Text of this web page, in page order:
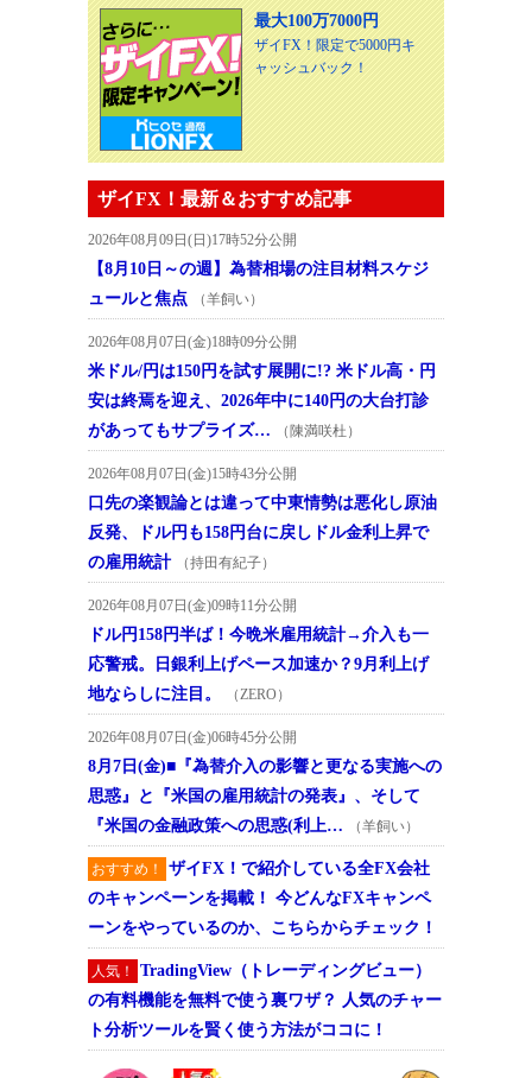
最大100万7000円
ザイFX！限定で5000円キ
ャッシュバック！
ザイFX！最新＆おすすめ記事
2026年08月09日(日)17時52分公開
【8月10日～の週】為替相場の注目材料スケジ
ュールと焦点
（羊飼い）
2026年08月07日(金)18時09分公開
米ドル/円は150円を試す展開に!? 米ドル高・円
安は終焉を迎え、2026年中に140円の大台打診
があってもサプライズ…
（陳満咲杜）
2026年08月07日(金)15時43分公開
口先の楽観論とは違って中東情勢は悪化し原油
反発、ドル円も158円台に戻しドル金利上昇で
の雇用統計
（持田有紀子）
2026年08月07日(金)09時11分公開
ドル円158円半ば！今晩米雇用統計→介入も一
応警戒。日銀利上げペース加速か？9月利上げ
地ならしに注目。
（ZERO）
2026年08月07日(金)06時45分公開
8月7日(金)■『為替介入の影響と更なる実施への
思惑』と『米国の雇用統計の発表』、そして
『米国の金融政策への思惑(利上…
（羊飼い）
おすすめ！
ザイFX！で紹介している全FX会社
のキャンペーンを掲載！ 今どんなFXキャンペ
ーンをやっているのか、こちらからチェック！
人気！
TradingView（トレーディングビュー）
の有料機能を無料で使う裏ワザ？ 人気のチャー
ト分析ツールを賢く使う方法がココに！